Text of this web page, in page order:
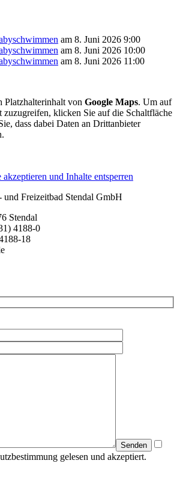
am 8. Juni 2026 9:00
am 8. Juni 2026 10:00
am 8. Juni 2026 11:00
Platzhalterinhalt von Google Maps. Um auf
zuzugreifen, klicken Sie auf die Schaltfläche
dass dabei Daten an Drittanbieter
und Inhalte entsperren
und Freizeitbad Stendal GmbH
Stendal
4188-0
18
gelesen und akzeptiert.